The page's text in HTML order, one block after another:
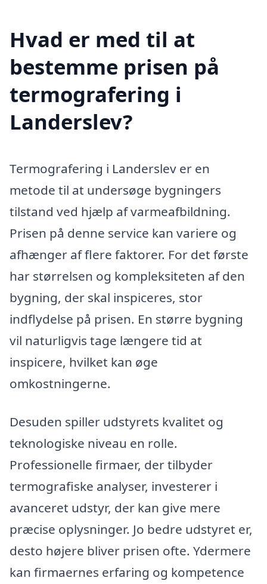
Hvad er med til at
bestemme prisen på
termografering i
Landerslev?
Termografering i Landerslev er en
metode til at undersøge bygningers
tilstand ved hjælp af varmeafbildning.
Prisen på denne service kan variere og
afhænger af flere faktorer. For det første
har størrelsen og kompleksiteten af den
bygning, der skal inspiceres, stor
indflydelse på prisen. En større bygning
vil naturligvis tage længere tid at
inspicere, hvilket kan øge
omkostningerne.
Desuden spiller udstyrets kvalitet og
teknologiske niveau en rolle.
Professionelle firmaer, der tilbyder
termografiske analyser, investerer i
avanceret udstyr, der kan give mere
præcise oplysninger. Jo bedre udstyret er,
desto højere bliver prisen ofte. Ydermere
kan firmaernes erfaring og kompetence